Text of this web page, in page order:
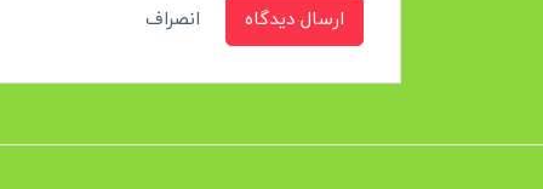
ارسال دیدگاه انصراف